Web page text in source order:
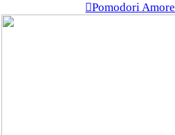
︎Pomodori Amore